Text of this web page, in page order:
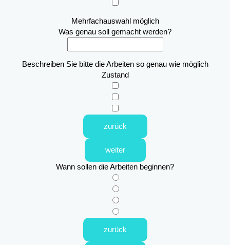
Mehrfachauswahl möglich
Was genau soll gemacht werden?
Beschreiben Sie bitte die Arbeiten so genau wie möglich
Zustand
zurück
weiter
Wann sollen die Arbeiten beginnen?
zurück